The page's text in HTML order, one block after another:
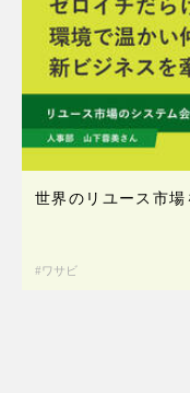
世界のリユース市
ワサビ